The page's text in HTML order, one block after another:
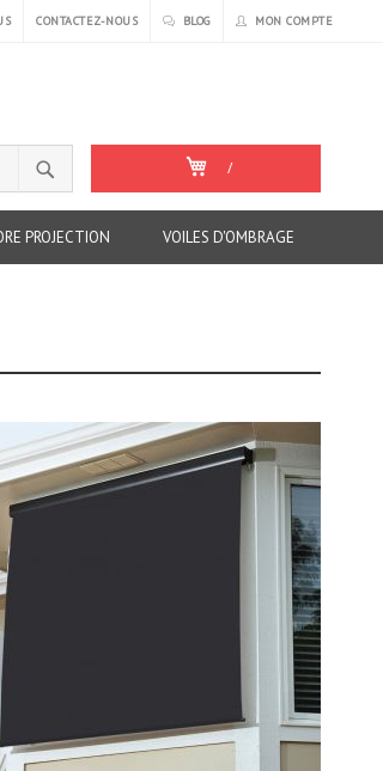
CONTACTEZ-NOUS BLOG MON COMPTE
RECHERCHER /
PROJECTION VOILES D'OMBRAGE